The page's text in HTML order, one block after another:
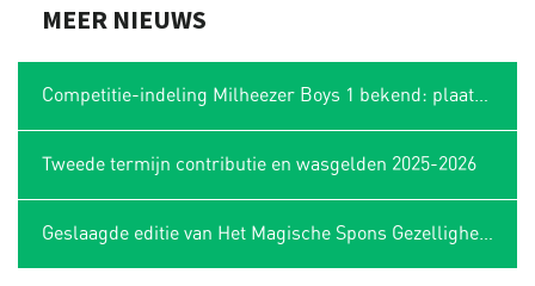
MEER NIEUWS
Competitie-indeling Milheezer Boys 1 bekend: plaatsing in Limburgse hoek
Tweede termijn contributie en wasgelden 2025-2026
Geslaagde editie van Het Magische Spons Gezelligheidstoernooi